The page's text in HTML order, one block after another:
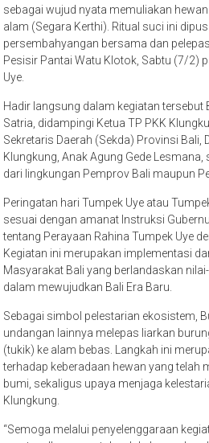
sebagai wujud nyata memuliakan
alam (Segara Kerthi). Ritual suci ini
persembahyangan bersama dan
Pesisir Pantai Watu Klotok, Sabtu (7/2)
Uye.
Hadir langsung dalam kegiatan tersebut
Satria, didampingi Ketua TP PKK
Sekretaris Daerah (Sekda) Provinsi Bali,
Klungkung, Anak Agung Gede Lesmana,
dari lingkungan Pemprov Bali maupun
Peringatan hari Tumpek Uye atau
sesuai dengan amanat Instruksi
tentang Perayaan Rahina Tumpek Uye
Kegiatan ini merupakan implementasi
Masyarakat Bali yang berlandaskan
dalam mewujudkan Bali Era Baru.
Sebagai simbol pelestarian ekosistem,
undangan lainnya melepas liarkan
(tukik) ke alam bebas. Langkah ini
terhadap keberadaan hewan yang telah
bumi, sekaligus upaya menjaga
Klungkung.
“Semoga melalui penyelenggaraan